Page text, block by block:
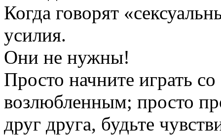
Когда говорят
усилия.
Они не нужны!
Просто начните играть
возлюбленным; просто
друг друга, будьте